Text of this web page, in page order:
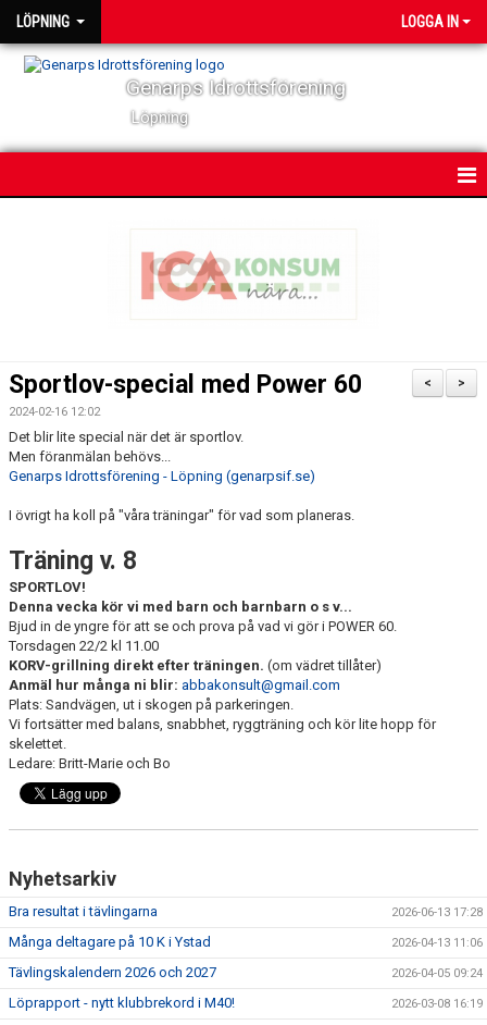
LÖPNING LOGGA IN
Genarps Idrottsförening
Löpning
VÅRA LÖPARE
POWER 60
LÄNKAR
INTERNA TÄVLINGAR
GIFT GENARPS IF TRAIL 2026
ANMÄLAN TILL LÖPGRUPPEN
>
<
Sportlov-special med Power 60
2024-02-16 12:02
Det blir lite special när det är sportlov.
Men föranmälan behövs...
Genarps Idrottsförening - Löpning (genarpsif.se)
I övrigt ha koll på "våra träningar" för vad som planeras.
Träning v. 8
SPORTLOV!
Denna vecka kör vi med barn och barnbarn o s v...
Bjud in de yngre för att se och prova på vad vi gör i POWER 60.
Torsdagen 22/2 kl 11.00
KORV-grillning direkt efter träningen. (om vädret tillåter)
Anmäl hur många ni blir: abbakonsult@gmail.com
Plats: Sandvägen, ut i skogen på parkeringen.
Vi fortsätter med balans, snabbhet, ryggträning och kör lite hopp för
skelettet.
Ledare: Britt-Marie och Bo
Nyhetsarkiv
Bra resultat i tävlingarna 2026-06-13 17:28
Många deltagare på 10 K i Ystad 2026-04-13 11:06
Tävlingskalendern 2026 och 2027 2026-04-05 09:24
Löprapport - nytt klubbrekord i M40! 2026-03-08 16:19